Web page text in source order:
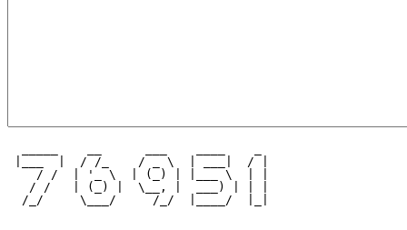
|___  |  / /_    / _ \  | ___|  / |
    / /  | '_ \  | (_) | |___ \  | |
   / /   | (_) |  \__, |  ___) | | |
  /_/     \___/     /_/  |____/  |_|